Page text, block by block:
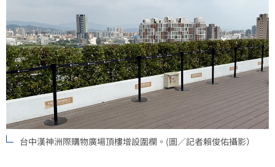
台中漢神洲際購物廣場頂樓增設圍欄。(圖／記者賴俊佑攝影）